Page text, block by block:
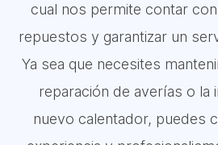
cual nos permite contar
repuestos y garantizar un
Ya sea que necesites
reparación de averías o la
nuevo calentador, puedes